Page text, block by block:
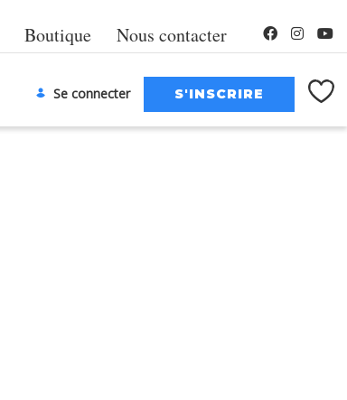
Boutique Nous contacter
Se connecter